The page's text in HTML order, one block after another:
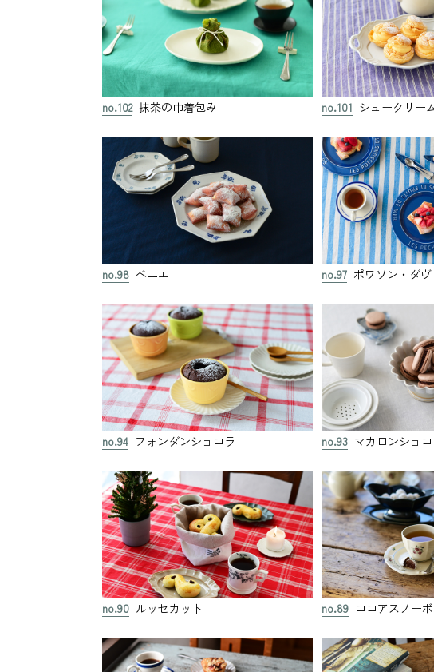
no.102 抹茶の巾着包み no.101 シュークリー
no.98 ベニエ no.97 ポワソン・ダ
no.94 フォンダンショコラ no.93 マカロンショコ
no.90 ルッセカット no.89 ココアスノー